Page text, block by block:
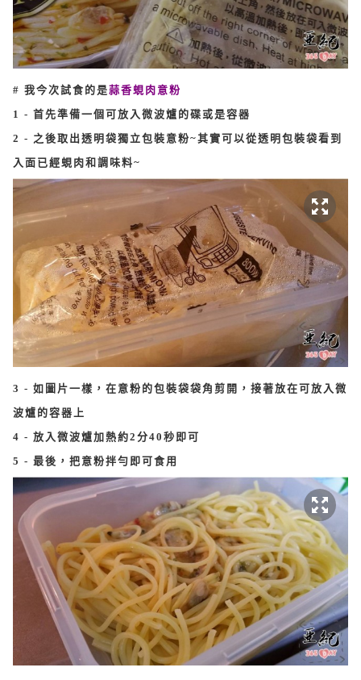
# 我今次試食的是蒜香蜆肉意粉
1 - 首先準備一個可放入微波爐的碟或是容器
2 - 之後取出透明袋獨立包裝意粉~其實可以從透明包裝袋看到
入面已經蜆肉和調味料~
3 - 如圖片一樣，在意粉的包裝袋袋角剪開，接著放在可放入微
波爐的容器上
4 - 放入微波爐加熱約2分40秒即可
5 - 最後，把意粉拌勻即可食用